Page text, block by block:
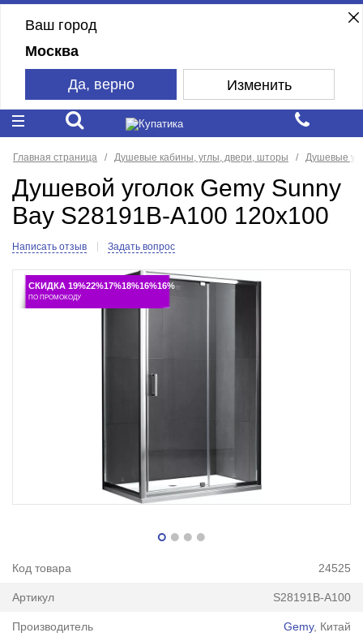
Ваш город
Москва
Да, верно Изменить
Главная страница Душевые кабины, углы, двери, шторы Душевые
Душевой уголок Gemy Sunny
Bay S28191B-A100 120x100
Написать отзыв Задать вопрос
СКИДКА 19%22%17%18%16%16%
ПО ПРОМОКОДУ
Код товара 24525
Артикул S28191B-A100
Производитель Gemy, Китай